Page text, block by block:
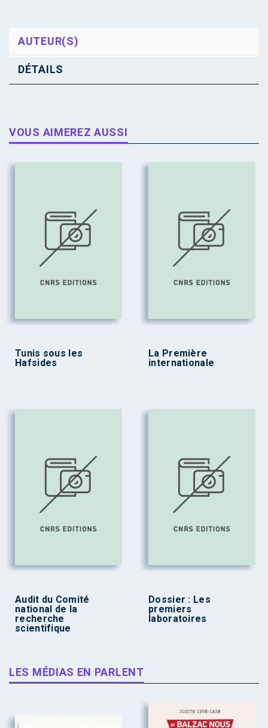
AUTEUR(S)
DÉTAILS
VOUS AIMEREZ AUSSI
Tunis sous les
Hafsides
La Première
internationale
Audit du Comité
national de la
recherche
scientifique
Dossier : Les
premiers
laboratoires
LES MÉDIAS EN PARLENT